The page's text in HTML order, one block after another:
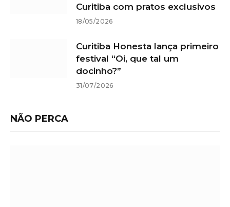
Curitiba com pratos exclusivos
18/05/2026
Curitiba Honesta lança primeiro
festival “Oi, que tal um
docinho?”
31/07/2026
NÃO PERCA